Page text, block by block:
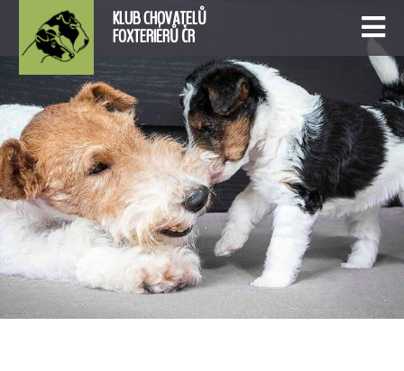
KLUB CHOVATELŮ
FOXTERIÉRŮ ČR